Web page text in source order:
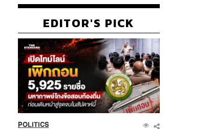
EDITOR'S PICK
POLITICS